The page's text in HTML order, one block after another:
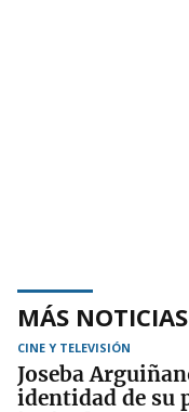
MÁS
CINE Y TELEVISIÓN
Joseba
identidad de su